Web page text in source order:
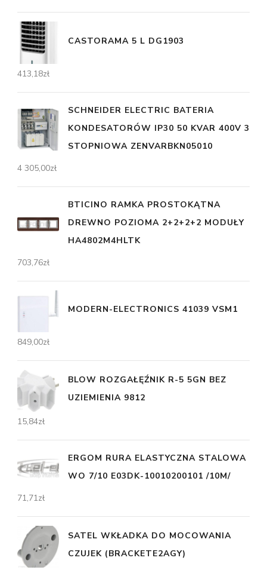
CASTORAMA 5 L DG1903
413,18zł
SCHNEIDER ELECTRIC BATERIA
KONDESATORÓW IP30 50 KVAR 400V 3
STOPNIOWA ZENVARBKN05010
4 305,00zł
BTICINO RAMKA PROSTOKĄTNA
DREWNO POZIOMA 2+2+2+2 MODUŁY
HA4802M4HLTK
703,76zł
MODERN-ELECTRONICS 41039 VSM1
849,00zł
BLOW ROZGAŁĘŹNIK R-5 5GN BEZ
UZIEMIENIA 9812
15,84zł
ERGOM RURA ELASTYCZNA STALOWA
WO 7/10 E03DK-10010200101 /10M/
71,71zł
SATEL WKŁADKA DO MOCOWANIA
CZUJEK (BRACKETE2AGY)